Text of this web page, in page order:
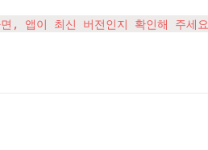
, 앱이 최신 버전인지 확인해 주세